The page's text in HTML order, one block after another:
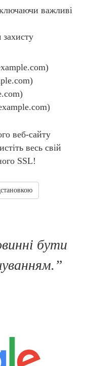
важливі
захисту
веб-сайту
весь свій
SSL!
бути